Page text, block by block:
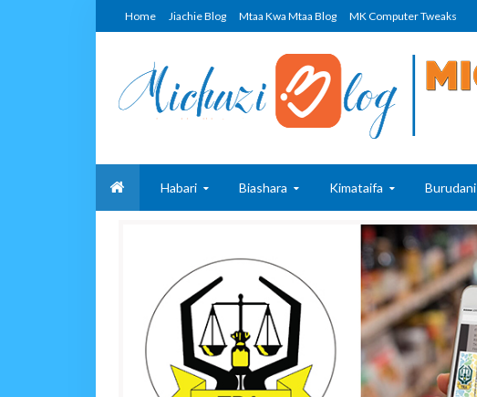
Home Jiachie Blog Mtaa Kwa Mtaa Blog MK Computer Tweaks
Habari Biashara Kimataifa Burudani